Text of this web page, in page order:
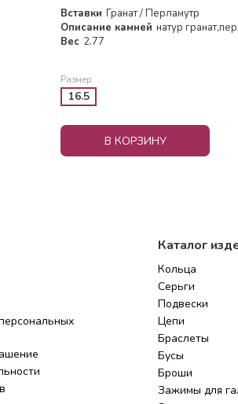
Вставки Гранат / Перламутр
Описание камней натур
Вес 2.77
Размер
16.5
В КОРЗИНУ
Каталог
Кольца
Серьги
Подвески
Цепи
Браслеты
Бусы
Броши
Зажимы для